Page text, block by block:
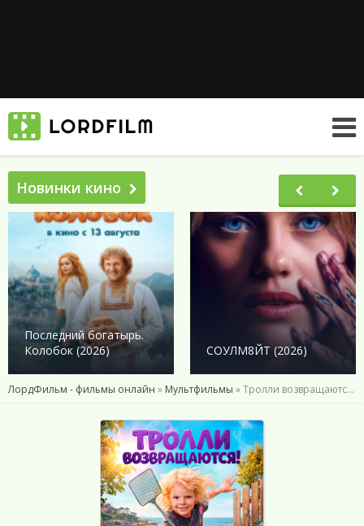
Новинки кино
Последний богатырь.
Колобок (2026)
СОУЛМ8ЙТ (2026)
ЛордФильм - фильмы онлайн » Мультфильмы » Тролли возвращаются! (2026)